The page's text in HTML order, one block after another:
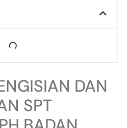
DAN
SPT